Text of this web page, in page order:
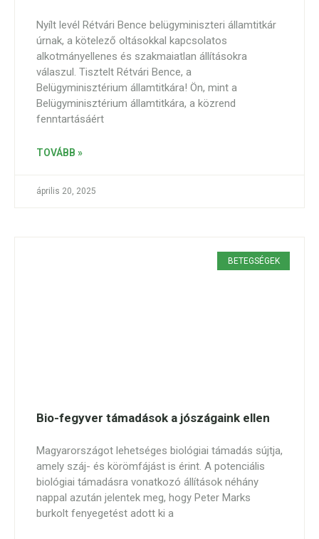
Nyílt levél Rétvári Bence belügyminiszteri államtitkár
úrnak, a kötelező oltásokkal kapcsolatos
alkotmányellenes és szakmaiatlan állításokra
válaszul. Tisztelt Rétvári Bence, a
Belügyminisztérium államtitkára! Ön, mint a
Belügyminisztérium államtitkára, a közrend
fenntartásáért
TOVÁBB »
április 20, 2025
BETEGSÉGEK
Bio-fegyver támadások a jószágaink ellen
Magyarországot lehetséges biológiai támadás sújtja,
amely száj- és körömfájást is érint. A potenciális
biológiai támadásra vonatkozó állítások néhány
nappal azután jelentek meg, hogy Peter Marks
burkolt fenyegetést adott ki a